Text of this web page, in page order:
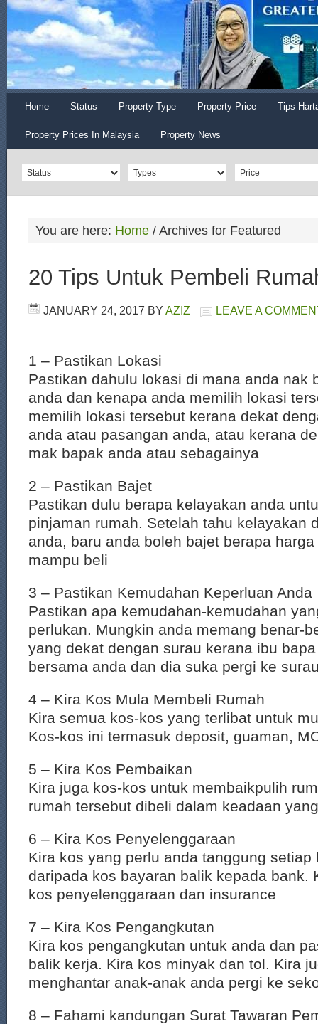
Home Status Property Type Property Price Tips
Property Prices In Malaysia Property News
You are here: Home / Archives for Featured
20 Tips Untuk Pembeli
JANUARY 24, 2017 BY AZIZ LEAVE A
1 – Pastikan Lokasi
Pastikan dahulu lokasi di mana anda nak
anda dan kenapa anda memilih lokasi
memilih lokasi tersebut kerana dekat
anda atau pasangan anda, atau kerana
mak bapak anda atau sebagainya
2 – Pastikan Bajet
Pastikan dulu berapa kelayakan anda
pinjaman rumah. Setelah tahu kelayakan
anda, baru anda boleh bajet berapa
mampu beli
3 – Pastikan Kemudahan Keperluan Anda
Pastikan apa kemudahan-kemudahan
perlukan. Mungkin anda memang benar-
yang dekat dengan surau kerana ibu
bersama anda dan dia suka pergi ke
4 – Kira Kos Mula Membeli Rumah
Kira semua kos-kos yang terlibat untuk
Kos-kos ini termasuk deposit, guaman,
5 – Kira Kos Pembaikan
Kira juga kos-kos untuk membaikpulih
rumah tersebut dibeli dalam keadaan
6 – Kira Kos Penyelenggaraan
Kira kos yang perlu anda tanggung setiap
daripada kos bayaran balik kepada bank.
kos penyelenggaraan dan insurance
7 – Kira Kos Pengangkutan
Kira kos pengangkutan untuk anda dan
balik kerja. Kira kos minyak dan tol. Kira
menghantar anak-anak anda pergi ke
8 – Fahami kandungan Surat Tawaran